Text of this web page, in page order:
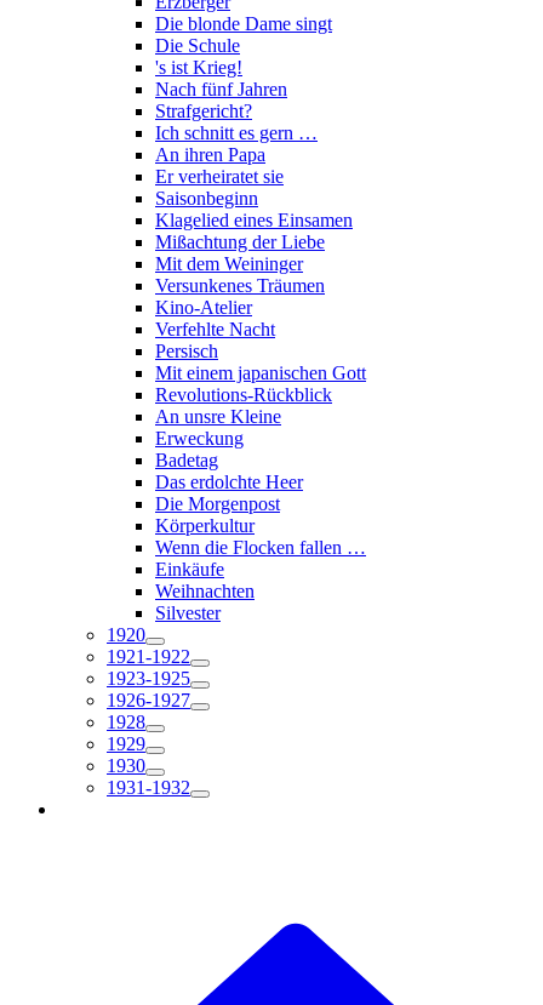
Die blonde Dame singt
Die Schule
's ist Krieg!
Nach fünf Jahren
Strafgericht?
Ich schnitt es gern …
An ihren Papa
Er verheiratet sie
Saisonbeginn
Klagelied eines Einsamen
Mißachtung der Liebe
Mit dem Weininger
Versunkenes Träumen
Kino-Atelier
Verfehlte Nacht
Persisch
Mit einem japanischen Gott
Revolutions-Rückblick
An unsre Kleine
Erweckung
Badetag
Das erdolchte Heer
Die Morgenpost
Körperkultur
Wenn die Flocken fallen …
Einkäufe
Weihnachten
Silvester
1920
1921-1922
1923-1925
1926-1927
1928
1929
1930
1931-1932